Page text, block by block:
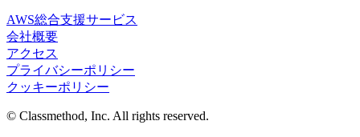
AWS総合支援サービス
会社概要
アクセス
プライバシーポリシー
クッキーポリシー
© Classmethod, Inc. All rights reserved.